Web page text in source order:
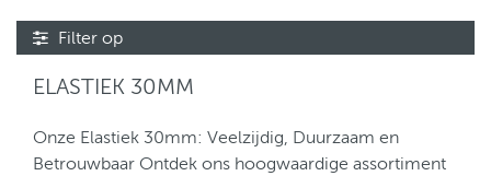
Filter op
ELASTIEK 30MM
Onze Elastiek 30mm: Veelzijdig, Duurzaam en
Betrouwbaar Ontdek ons hoogwaardige assortiment